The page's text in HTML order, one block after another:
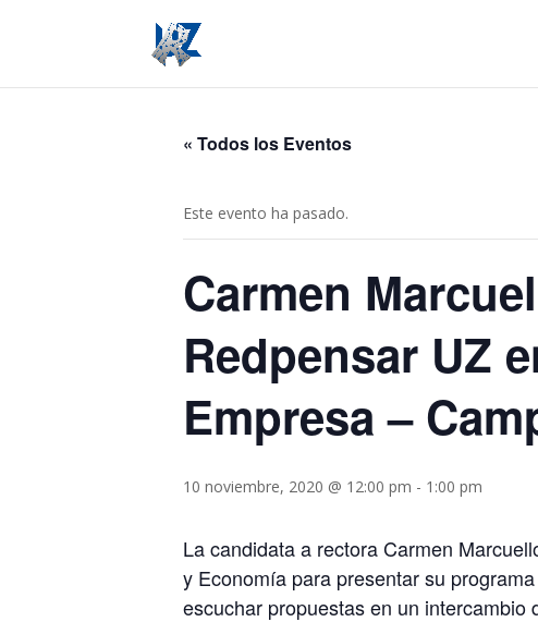
« Todos los Eventos
Este evento ha pasado.
Carmen
Redpensar UZ
Empresa –
10 noviembre, 2020 @ 12:00 pm - 1:00 pm
La candidata a rectora Carmen
y Economía para presentar su
escuchar propuestas en un intercambio